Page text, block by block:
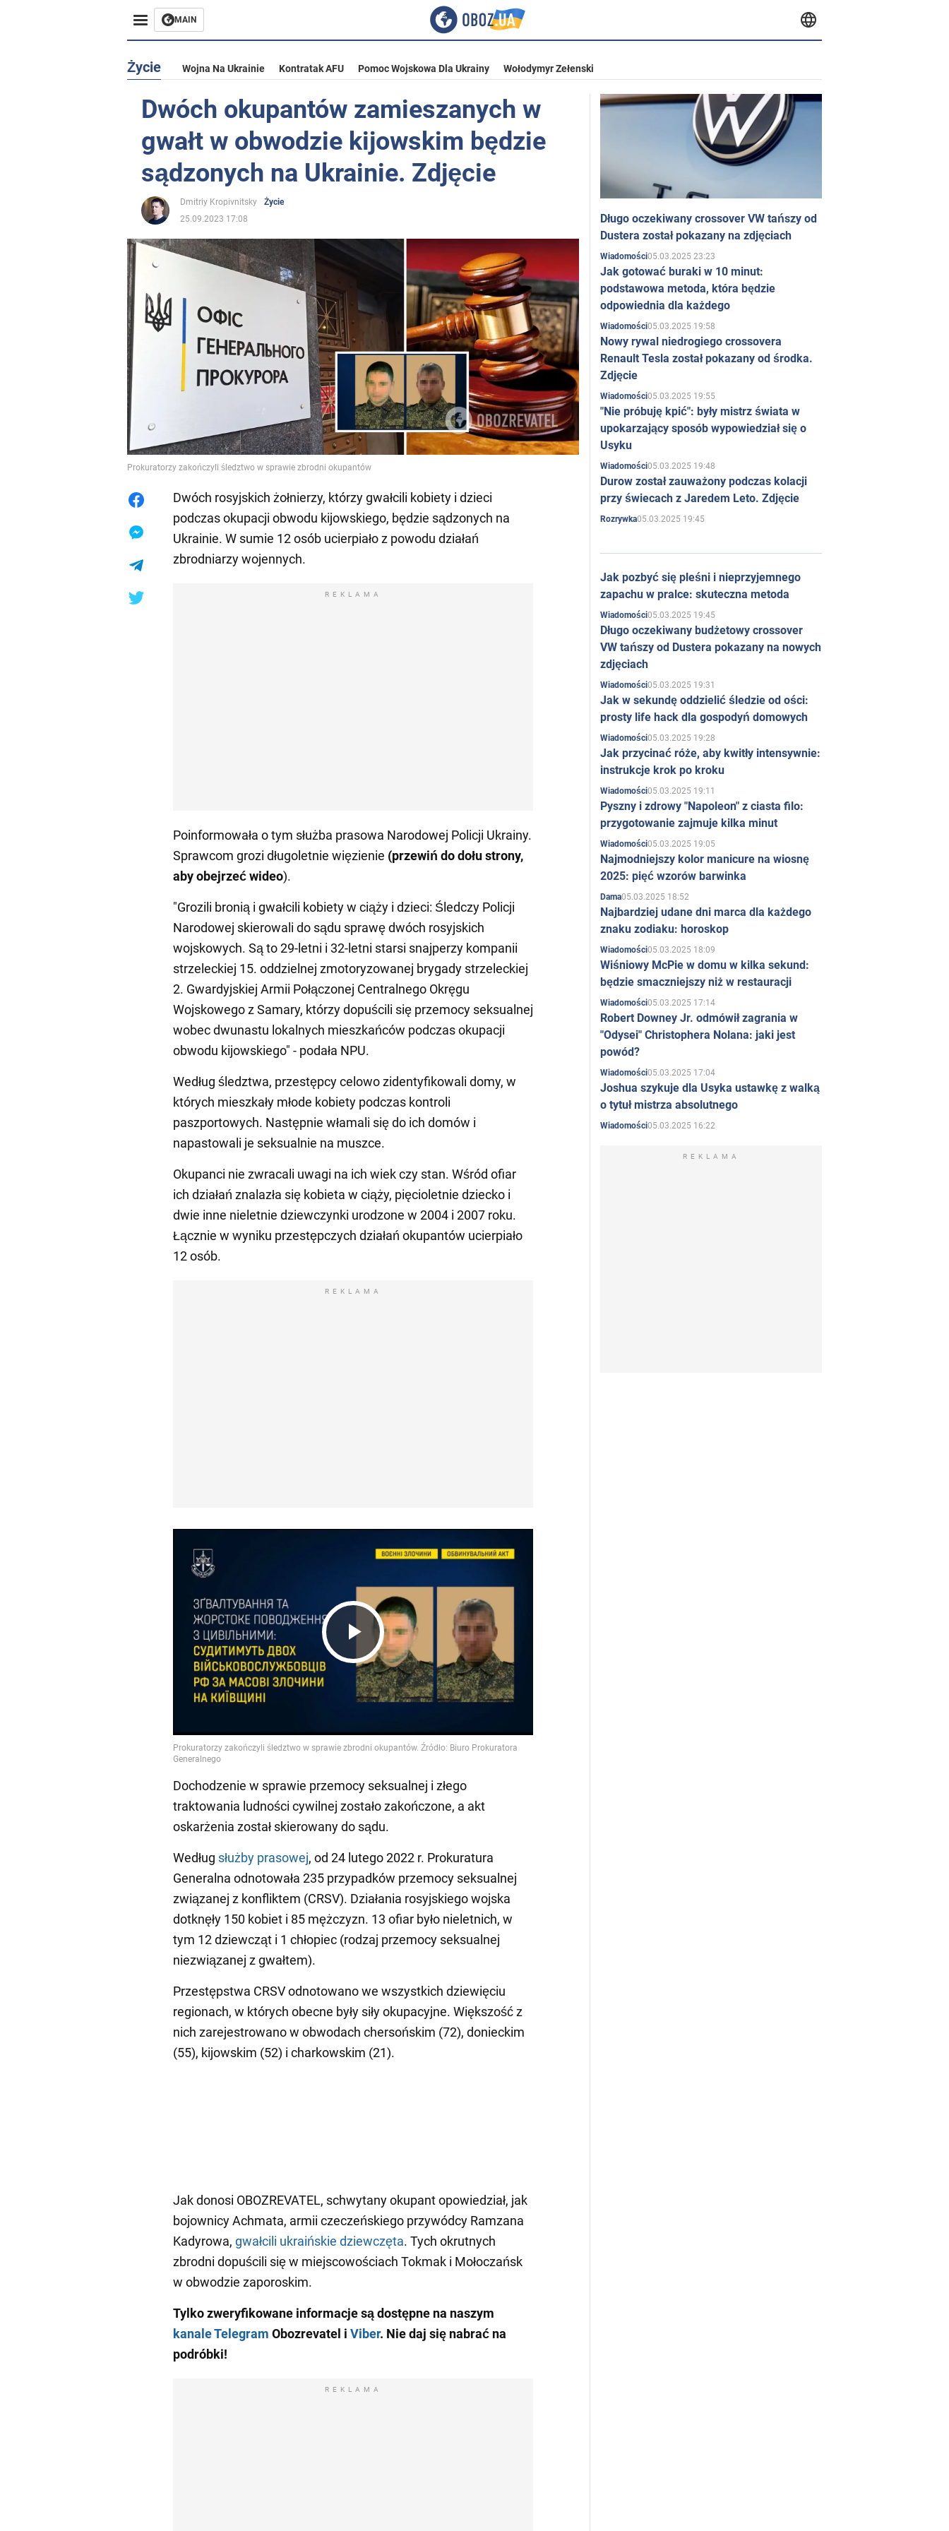
MAIN
Życie Wojna Na Ukrainie Kontratak AFU Pomoc Wojskowa Dla Ukrainy Wołodymyr Zełenski
Dwóch okupantów zamieszanych w
gwałt w obwodzie kijowskim będzie
sądzonych na Ukrainie. Zdjęcie
Dmitriy Kropivnitsky
Życie
25.09.2023 17:08
Prokuratorzy zakończyli śledztwo w sprawie zbrodni okupantów
Dwóch rosyjskich żołnierzy, którzy gwałcili kobiety i dzieci
podczas okupacji obwodu kijowskiego, będzie sądzonych na
Ukrainie. W sumie 12 osób ucierpiało z powodu działań
zbrodniarzy wojennych.
REKLAMA
Poinformowała o tym służba prasowa Narodowej Policji Ukrainy.
Sprawcom grozi długoletnie więzienie (przewiń do dołu strony,
aby obejrzeć wideo).
"Grozili bronią i gwałcili kobiety w ciąży i dzieci: Śledczy Policji
Narodowej skierowali do sądu sprawę dwóch rosyjskich
wojskowych. Są to 29-letni i 32-letni starsi snajperzy kompanii
strzeleckiej 15. oddzielnej zmotoryzowanej brygady strzeleckiej
2. Gwardyjskiej Armii Połączonej Centralnego Okręgu
Wojskowego z Samary, którzy dopuścili się przemocy seksualnej
wobec dwunastu lokalnych mieszkańców podczas okupacji
obwodu kijowskiego" - podała NPU.
Według śledztwa, przestępcy celowo zidentyfikowali domy, w
których mieszkały młode kobiety podczas kontroli
paszportowych. Następnie włamali się do ich domów i
napastowali je seksualnie na muszce.
Okupanci nie zwracali uwagi na ich wiek czy stan. Wśród ofiar
ich działań znalazła się kobieta w ciąży, pięcioletnie dziecko i
dwie inne nieletnie dziewczynki urodzone w 2004 i 2007 roku.
Łącznie w wyniku przestępczych działań okupantów ucierpiało
12 osób.
REKLAMA
Play
Video
Dochodzenie w sprawie przemocy seksualnej i złego
traktowania ludności cywilnej zostało zakończone, a akt
oskarżenia został skierowany do sądu.
Według służby prasowej, od 24 lutego 2022 r. Prokuratura
Generalna odnotowała 235 przypadków przemocy seksualnej
związanej z konfliktem (CRSV). Działania rosyjskiego wojska
dotknęły 150 kobiet i 85 mężczyzn. 13 ofiar było nieletnich, w
tym 12 dziewcząt i 1 chłopiec (rodzaj przemocy seksualnej
niezwiązanej z gwałtem).
Przestępstwa CRSV odnotowano we wszystkich dziewięciu
regionach, w których obecne były siły okupacyjne. Większość z
nich zarejestrowano w obwodach chersońskim (72), donieckim
(55), kijowskim (52) i charkowskim (21).
Jak donosi OBOZREVATEL, schwytany okupant opowiedział, jak
bojownicy Achmata, armii czeczeńskiego przywódcy Ramzana
Kadyrowa, gwałcili ukraińskie dziewczęta. Tych okrutnych
zbrodni dopuścili się w miejscowościach Tokmak i Mołoczańsk
w obwodzie zaporoskim.
Tylko zweryfikowane informacje są dostępne na naszym
kanale Telegram Obozrevatel i Viber. Nie daj się nabrać na
podróbki!
REKLAMA
Długo oczekiwany crossover VW tańszy od
Dustera został pokazany na zdjęciach
Wiadomości05.03.2025 23:23
Jak gotować buraki w 10 minut:
podstawowa metoda, która będzie
odpowiednia dla każdego
Wiadomości05.03.2025 19:58
Nowy rywal niedrogiego crossovera
Renault Tesla został pokazany od środka.
Zdjęcie
Wiadomości05.03.2025 19:55
"Nie próbuję kpić": były mistrz świata w
upokarzający sposób wypowiedział się o
Usyku
Wiadomości05.03.2025 19:48
Durow został zauważony podczas kolacji
przy świecach z Jaredem Leto. Zdjęcie
Rozrywka05.03.2025 19:45
Jak pozbyć się pleśni i nieprzyjemnego
zapachu w pralce: skuteczna metoda
Wiadomości05.03.2025 19:45
Długo oczekiwany budżetowy crossover
VW tańszy od Dustera pokazany na nowych
zdjęciach
Wiadomości05.03.2025 19:31
Jak w sekundę oddzielić śledzie od ości:
prosty life hack dla gospodyń domowych
Wiadomości05.03.2025 19:28
Jak przycinać róże, aby kwitły intensywnie:
instrukcje krok po kroku
Wiadomości05.03.2025 19:11
Pyszny i zdrowy "Napoleon" z ciasta filo:
przygotowanie zajmuje kilka minut
Wiadomości05.03.2025 19:05
Najmodniejszy kolor manicure na wiosnę
2025: pięć wzorów barwinka
Dama05.03.2025 18:52
Najbardziej udane dni marca dla każdego
znaku zodiaku: horoskop
Wiadomości05.03.2025 18:09
Wiśniowy McPie w domu w kilka sekund:
będzie smaczniejszy niż w restauracji
Wiadomości05.03.2025 17:14
Robert Downey Jr. odmówił zagrania w
"Odysei" Christophera Nolana: jaki jest
powód?
Wiadomości05.03.2025 17:04
Joshua szykuje dla Usyka ustawkę z walką
o tytuł mistrza absolutnego
Wiadomości05.03.2025 16:22
REKLAMA